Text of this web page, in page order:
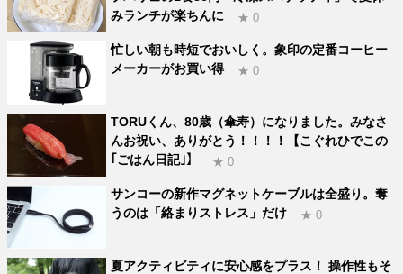
みランチが楽ちんに
★ 0
忙しい朝も時短でおいしく。象印の定番コーヒー
メーカーがお買い得
★ 0
TORUくん、80歳（傘寿）になりました。みなさ
んお祝い、ありがとう！！！！【こぐれひでこの
｢ごはん日記｣】
★ 0
サンコーの新作マグネットケーブルは全盛り。奪
うのは「絡まりストレス」だけ
★ 0
夏アクティビティに安心感をプラス！ 操作性もそ